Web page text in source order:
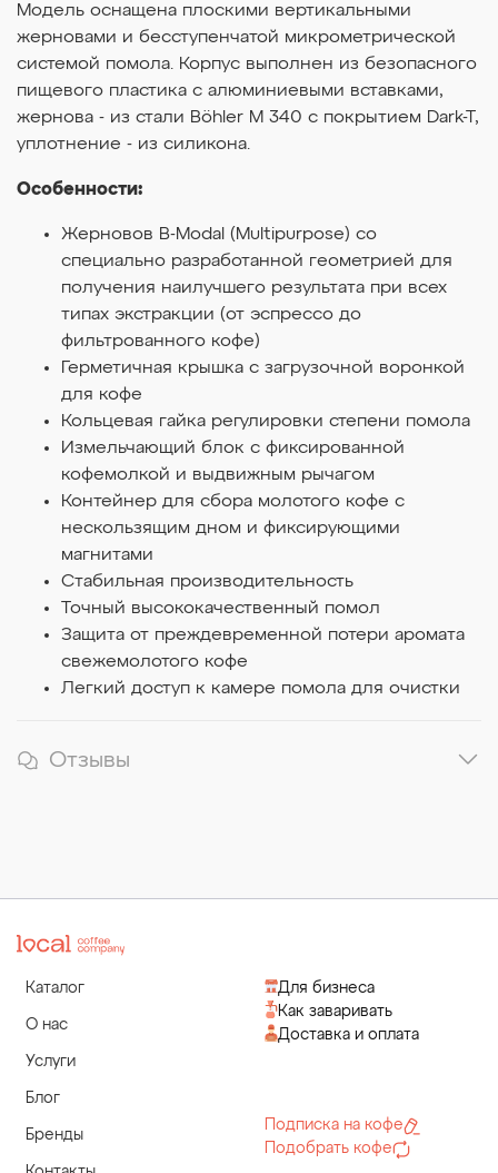
Модель оснащена плоскими вертикальными
жерновами и бесступенчатой микрометрической
системой помола. Корпус выполнен из безопасного
пищевого пластика с алюминиевыми вставками,
жернова - из стали Böhler M 340 с покрытием Dark-T,
уплотнение - из силикона.
Особенности:
Жерновов B-Modal (Multipurpose) со
специально разработанной геометрией для
получения наилучшего результата при всех
типах экстракции (от эспрессо до
фильтрованного кофе)
Герметичная крышка с загрузочной воронкой
для кофе
Кольцевая гайка регулировки степени помола
Измельчающий блок с фиксированной
кофемолкой и выдвижным рычагом
Контейнер для сбора молотого кофе с
нескользящим дном и фиксирующими
магнитами
Стабильная производительность
Точный высококачественный помол
Защита от преждевременной потери аромата
свежемолотого кофе
Легкий доступ к камере помола для очистки
Отзывы
Каталог
О нас
Услуги
Блог
Бренды
Для бизнеса
Как заваривать
Доставка и оплата
Подписка на кофе
Подобрать кофе